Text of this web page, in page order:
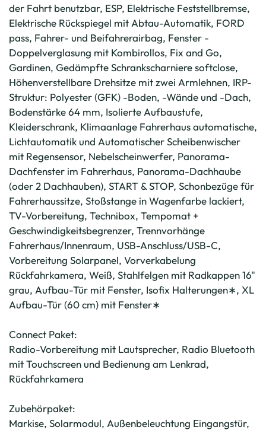
der Fahrt benutzbar, ESP, Elektrische Feststellbremse,
Elektrische Rückspiegel mit Abtau-Automatik, FORD
pass, Fahrer- und Beifahrerairbag, Fenster -
Doppelverglasung mit Kombirollos, Fix and Go,
Gardinen, Gedämpfte Schrankscharniere softclose,
Höhenverstellbare Drehsitze mit zwei Armlehnen, IRP-
Struktur: Polyester (GFK) -Boden, -Wände und -Dach,
Bodenstärke 64 mm, Isolierte Aufbaustufe,
Kleiderschrank, Klimaanlage Fahrerhaus automatische,
Lichtautomatik und Automatischer Scheibenwischer
mit Regensensor, Nebelscheinwerfer, Panorama-
Dachfenster im Fahrerhaus, Panorama-Dachhaube
(oder 2 Dachhauben), START & STOP, Schonbezüge für
Fahrerhaussitze, Stoßstange in Wagenfarbe lackiert,
TV-Vorbereitung, Technibox, Tempomat +
Geschwindigkeitsbegrenzer, Trennvorhänge
Fahrerhaus/Innenraum, USB-Anschluss/USB-C,
Vorbereitung Solarpanel, Vorverkabelung
Rückfahrkamera, Weiß, Stahlfelgen mit Radkappen 16"
grau, Aufbau-Tür mit Fenster, Isofix Halterungen∗, XL
Aufbau-Tür (60 cm) mit Fenster∗
Connect Paket:
Radio-Vorbereitung mit Lautsprecher, Radio Bluetooth
mit Touchscreen und Bedienung am Lenkrad,
Rückfahrkamera
Zubehörpaket:
Markise, Solarmodul, Außenbeleuchtung Eingangstür,